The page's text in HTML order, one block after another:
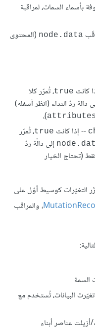
بأسماء السمات، لمراقبة
node.data (المحتوى
كانت true، تُمرّر كلا
دالة ردّ النداء (انظر أسفله)
)،
-- إذا كانت true، تُمرّر
إلى دالّة ردّ
(تحتاج الخيار
التغيّرات كوسيط أوّل على
، والمراقب
السمة
البيانات، تُستخدم مع
عناصر أبناء